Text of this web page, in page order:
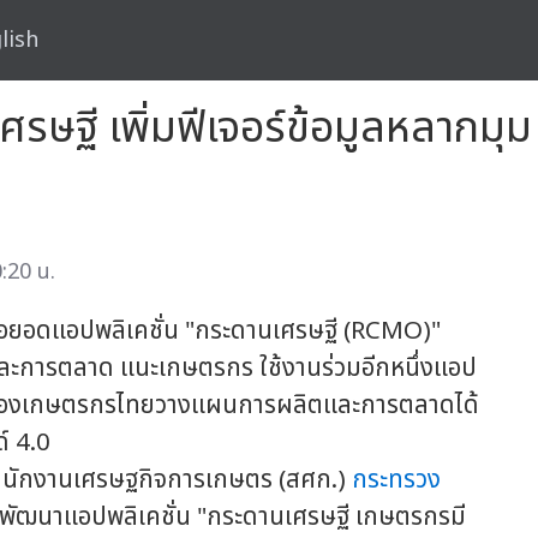
รษฐี เพิ่มฟีเจอร์ข้อมูลหลากมุ
น.
อดแอปพลิเคชั่น "กระดานเศรษฐี (RCMO)"
รตลาด แนะเกษตรกร ใช้งานร่วมอีกหนึ่งแอป
กษตรกรไทยวางแผนการผลิตและการตลาดได้
4.0
านเศรษฐกิจการเกษตร (สศก.) กระทรวง
ฒนาแอปพลิเคชั่น "กระดานเศรษฐี เกษตรกรมี